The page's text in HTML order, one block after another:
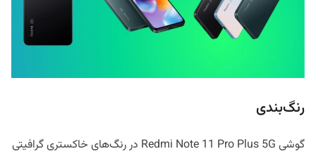
رنگ‌بندی
گوشی Redmi Note 11 Pro Plus 5G در رنگ‌های خاکستری گرافیتی